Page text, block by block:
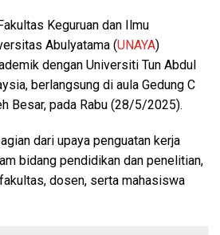
Keguruan dan Ilmu
Abulyatama (UNAYA)
dengan Universiti Tun Abdul
berlangsung di aula Gedung C
Besar, pada Rabu (28/5/2025).
dari upaya penguatan kerja
bidang pendidikan dan penelitian,
dosen, serta mahasiswa